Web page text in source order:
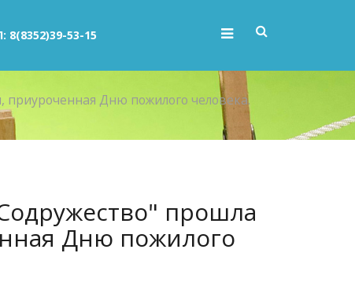
8(8352)39-53-15
Дню пожилого человека.
прошла
Дню пожилого